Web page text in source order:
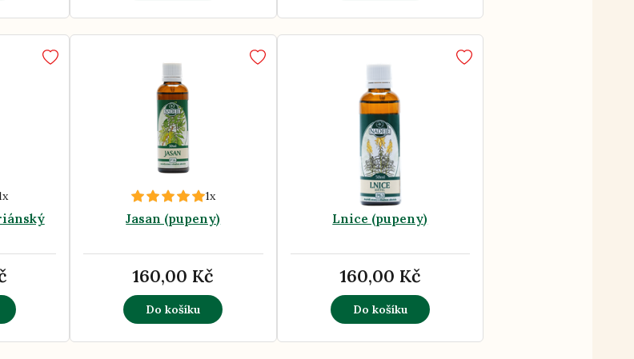
1x
Jasan (pupeny)
160,00 Kč
Do košíku
Lnice (pupeny)
160,00 Kč
Do košíku